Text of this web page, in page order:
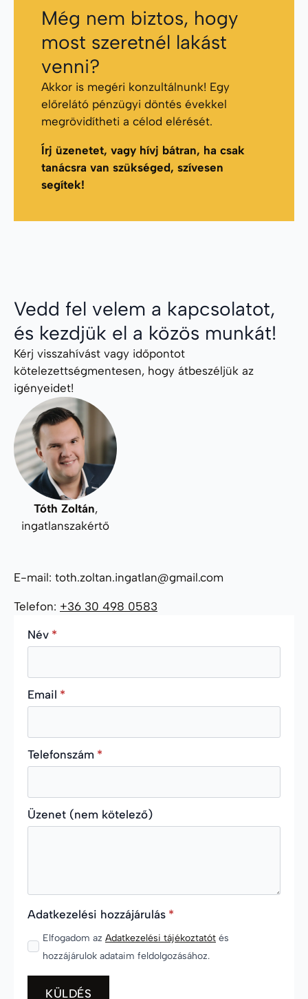
Még nem biztos, hogy
most szeretnél lakást
venni?
Akkor is megéri konzultálnunk! Egy
előrelátó pénzügyi döntés évekkel
megrövidítheti a célod elérését.
Írj üzenetet, vagy hívj bátran, ha csak
tanácsra van szükséged, szívesen
segítek!
Vedd fel velem a kapcsolatot,
és kezdjük el a közös munkát!
Kérj visszahívást vagy időpontot
kötelezettségmentesen, hogy átbeszéljük az
igényeidet!
Tóth Zoltán,
ingatlanszakértő
E-mail: toth.zoltan.ingatlan@gmail.com
Telefon: +36 30 498 0583
Név *
Email *
Telefonszám *
Üzenet (nem kötelező)
Adatkezelési hozzájárulás *
Elfogadom az Adatkezelési tájékoztatót és
hozzájárulok adataim feldolgozásához.
KÜLDÉS